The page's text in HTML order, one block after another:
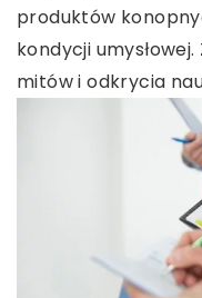
produktów
kondycji
mitów i odkrycia